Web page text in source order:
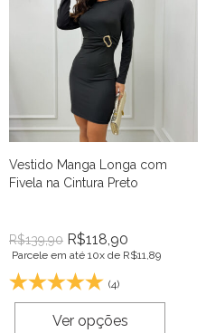
Vestido Manga Longa com
Fivela na Cintura Preto
R$139,90 R$118,90
Parcele em até 10x de R$11,89
(4)
Ver opções